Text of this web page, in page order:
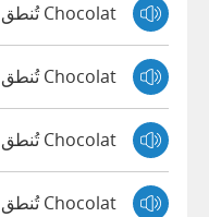
Chocolat تُنطق Ivy
Chocolat تُنطق Joanna
Chocolat تُنطق Kendra
Chocolat تُنطق Kimberly